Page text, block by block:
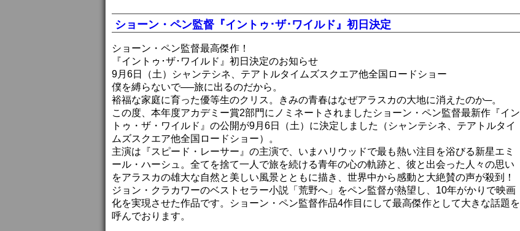
ショーン・ペン監督『イントゥ･ザ･ワイルド』初日決定
ショーン・ペン監督最高傑作！
『イントゥ･ザ･ワイルド』初日決定のお知らせ
9月6日（土）シャンテシネ、テアトルタイムズスクエア他全国ロードショー
僕を縛らないで──旅に出るのだから。
裕福な家庭に育った優等生のクリス。きみの青春はなぜアラスカの大地に消えたのか─。
この度、本年度アカデミー賞2部門にノミネートされましたショーン・ペン監督最新作『イン
トゥ・ザ・ワイルド』の公開が9月6日（土）に決定しました（シャンテシネ、テアトルタイ
ムズスクエア他全国ロードショー）。
主演は『スピード・レーサー』の主演で、いまハリウッドで最も熱い注目を浴びる新星エミ
ール・ハーシュ。全てを捨て一人で旅を続ける青年の心の軌跡と、彼と出会った人々の思い
をアラスカの雄大な自然と美しい風景とともに描き、世界中から感動と大絶賛の声が殺到！
ジョン・クラカワーのベストセラー小説「荒野へ」をペン監督が熱望し、10年がかりで映画
化を実現させた作品です。ショーン・ペン監督作品4作目にして最高傑作として大きな話題を
呼んでおります。